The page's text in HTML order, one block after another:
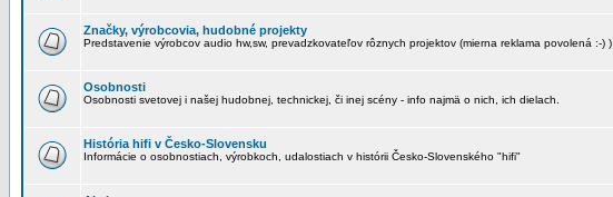
Značky, výrobcovia, hudobné projekty
Predstavenie výrobcov audio hw,sw, prevadzkovateľov rôznych projektov (mierna reklama povolená :-) )
Osobnosti
Osobnosti svetovej i našej hudobnej, technickej, či inej scény - info najmä o nich, ich dielach.
História hifi v Česko-Slovensku
Informácie o osobnostiach, výrobkoch, udalostiach v histórii Česko-Slovenského "hifi"